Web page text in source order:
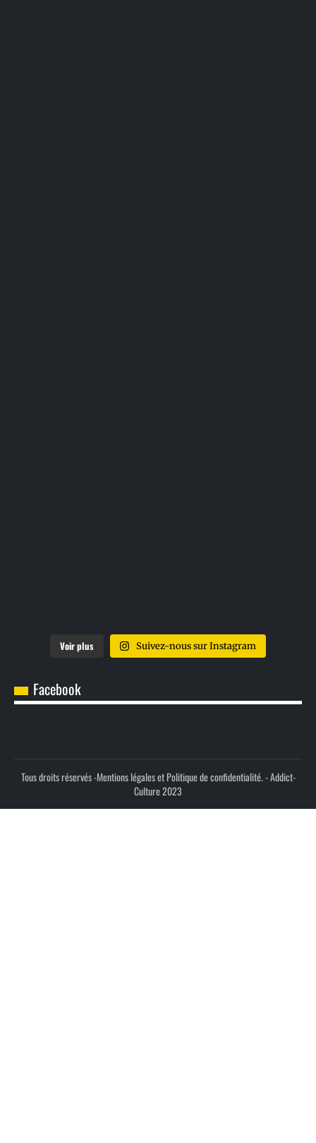
Voir plus Suivez-nous sur Instagram
Facebook
Tous droits réservés -Mentions légales et Politique de confidentialité.- Addict-
Culture 2023